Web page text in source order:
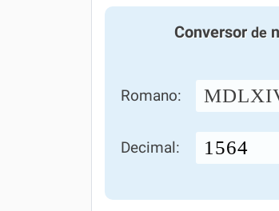
Conversor de
Romano:
Decimal: